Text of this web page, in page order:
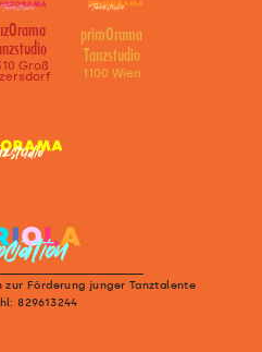
Groß
primOrama
Tanzstudio
1100 Wien
Förderung junger Tanztalente
829613244